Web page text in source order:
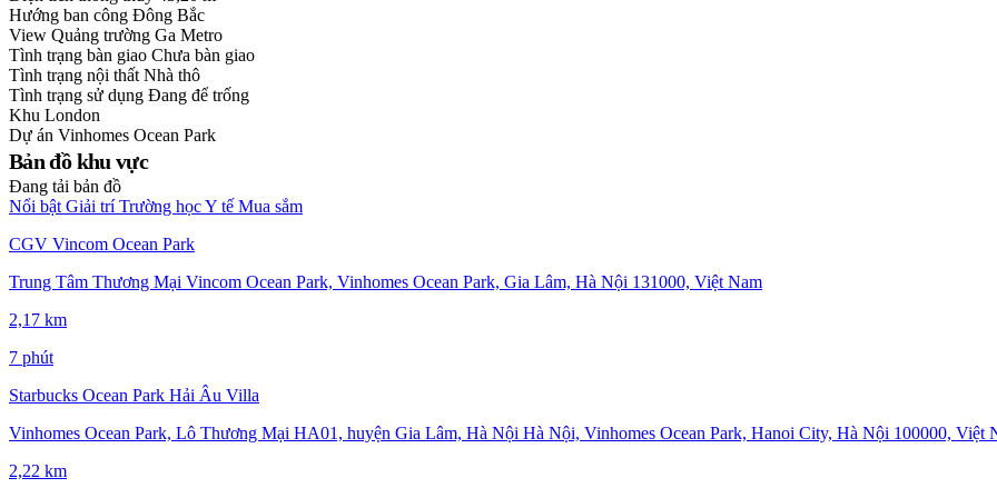
Hướng ban công Đông Bắc
View Quảng trường Ga Metro
Tình trạng bàn giao Chưa bàn giao
Tình trạng nội thất Nhà thô
Tình trạng sử dụng Đang để trống
Khu London
Dự án Vinhomes Ocean Park
Bản đồ khu vực
Đang tải bản đồ
Nổi bật Giải trí Trường họcY tế Mua sắm
CGV Vincom Ocean Park
Trung Tâm Thương Mại Vincom Ocean Park, Vinhomes Ocean Park, Gia Lâm, Hà Nội 131000, Việt Nam
2,17 km
7 phút
Starbucks Ocean Park Hải Âu Villa
Vinhomes Ocean Park, Lô Thương Mại HA01, huyện Gia Lâm, Hà Nội Hà Nội, Vinhomes Ocean Park, Hanoi City, Hà Nội 100000, Việt
2,22 km